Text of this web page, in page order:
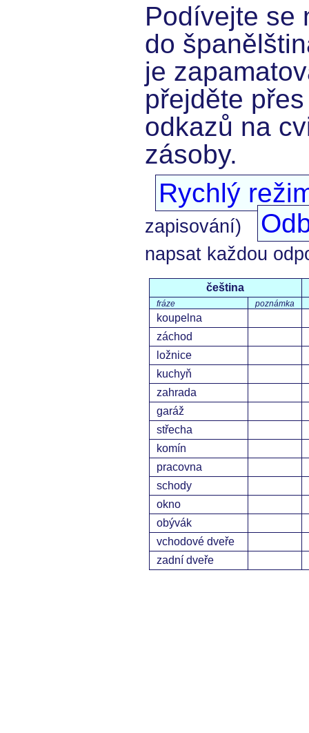
Podívejte se
do
je
přejděte
odkazů na
zásoby.
Rychlý
zapisování)
napsat každou
čeština
fráze poznámka
koupelna
záchod
ložnice
kuchyň
zahrada
garáž
střecha
komín
pracovna
schody
okno
obývák
vchodové dveře
zadní dveře